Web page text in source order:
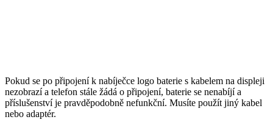
Pokud se po připojení k nabíječce logo baterie s kabelem na displeji
nezobrazí a telefon stále žádá o připojení, baterie se nenabíjí a
příslušenství je pravděpodobně nefunkční. Musíte použít jiný kabel
nebo adaptér.